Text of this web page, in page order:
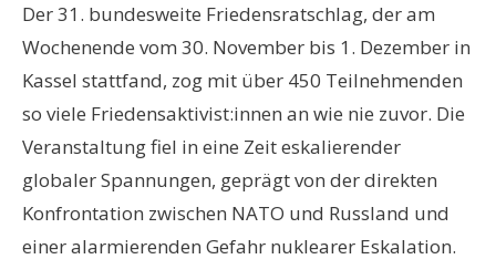
Der 31. bundesweite Friedensratschlag, der am
Wochenende vom 30. November bis 1. Dezember in
Kassel stattfand, zog mit über 450 Teilnehmenden
so viele Friedensaktivist:innen an wie nie zuvor. Die
Veranstaltung fiel in eine Zeit eskalierender
globaler Spannungen, geprägt von der direkten
Konfrontation zwischen NATO und Russland und
einer alarmierenden Gefahr nuklearer Eskalation.